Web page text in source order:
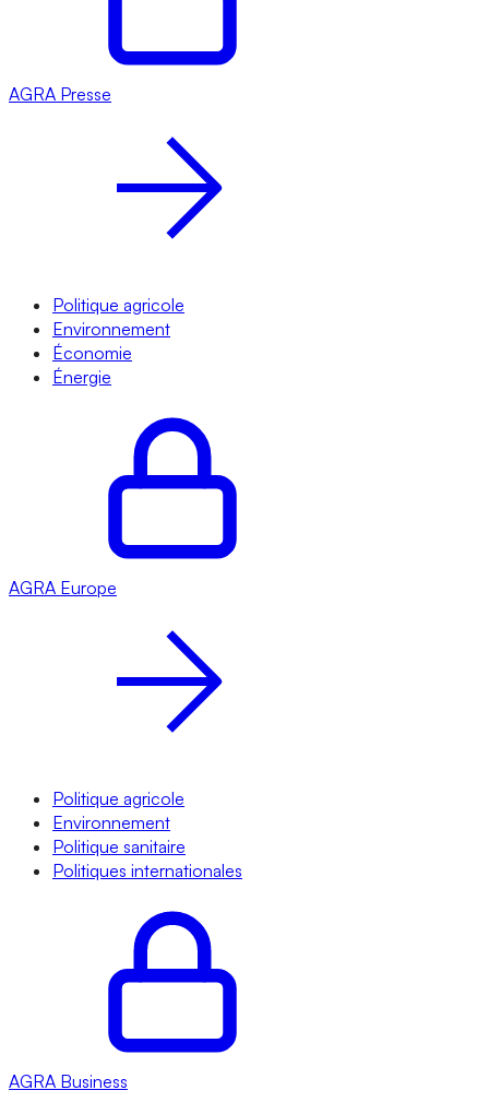
AGRA Presse
Politique agricole
Environnement
Économie
Énergie
AGRA Europe
Politique agricole
Environnement
Politique sanitaire
Politiques internationales
AGRA Business